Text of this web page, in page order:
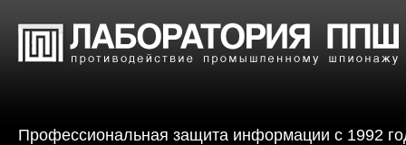
Профессиональная защита информации с